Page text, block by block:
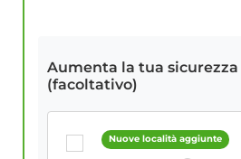
Aumenta la tua
(facoltativo)
Nuove località aggiunte